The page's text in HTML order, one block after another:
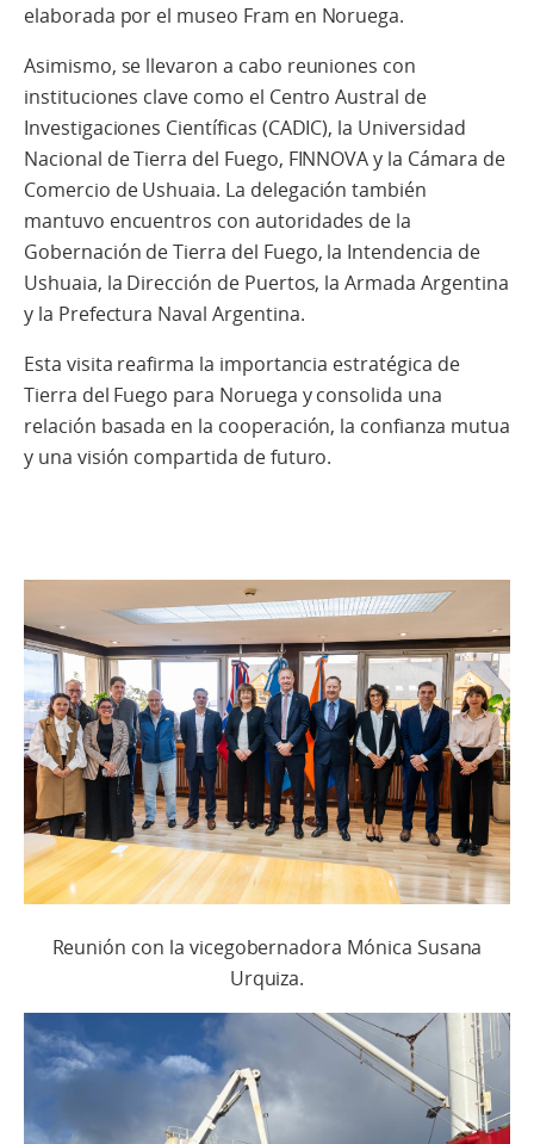
elaborada por el museo Fram en Noruega.
Asimismo, se llevaron a cabo reuniones con
instituciones clave como el Centro Austral de
Investigaciones Científicas (CADIC), la Universidad
Nacional de Tierra del Fuego, FINNOVA y la Cámara de
Comercio de Ushuaia. La delegación también
mantuvo encuentros con autoridades de la
Gobernación de Tierra del Fuego, la Intendencia de
Ushuaia, la Dirección de Puertos, la Armada Argentina
y la Prefectura Naval Argentina.
Esta visita reafirma la importancia estratégica de
Tierra del Fuego para Noruega y consolida una
relación basada en la cooperación, la confianza mutua
y una visión compartida de futuro.
Reunión con la vicegobernadora Mónica Susana
Urquiza.